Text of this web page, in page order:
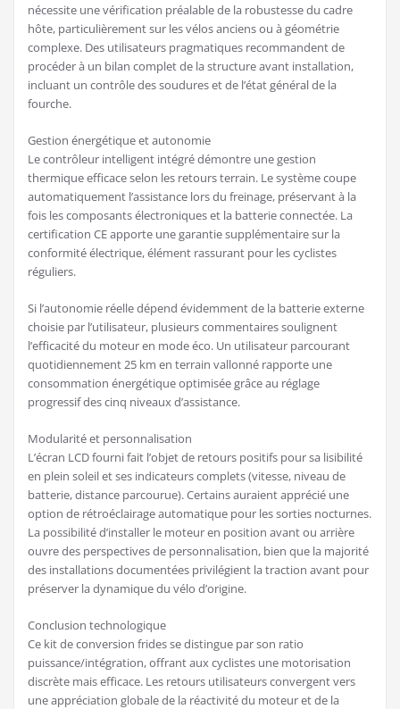
nécessite une vérification préalable de la robustesse du cadre
hôte, particulièrement sur les vélos anciens ou à géométrie
complexe. Des utilisateurs pragmatiques recommandent de
procéder à un bilan complet de la structure avant installation,
incluant un contrôle des soudures et de l’état général de la
fourche.
Gestion énergétique et autonomie
Le contrôleur intelligent intégré démontre une gestion
thermique efficace selon les retours terrain. Le système coupe
automatiquement l’assistance lors du freinage, préservant à la
fois les composants électroniques et la batterie connectée. La
certification CE apporte une garantie supplémentaire sur la
conformité électrique, élément rassurant pour les cyclistes
réguliers.
Si l’autonomie réelle dépend évidemment de la batterie externe
choisie par l’utilisateur, plusieurs commentaires soulignent
l’efficacité du moteur en mode éco. Un utilisateur parcourant
quotidiennement 25 km en terrain vallonné rapporte une
consommation énergétique optimisée grâce au réglage
progressif des cinq niveaux d’assistance.
Modularité et personnalisation
L’écran LCD fourni fait l’objet de retours positifs pour sa lisibilité
en plein soleil et ses indicateurs complets (vitesse, niveau de
batterie, distance parcourue). Certains auraient apprécié une
option de rétroéclairage automatique pour les sorties nocturnes.
La possibilité d’installer le moteur en position avant ou arrière
ouvre des perspectives de personnalisation, bien que la majorité
des installations documentées privilégient la traction avant pour
préserver la dynamique du vélo d’origine.
Conclusion technologique
Ce kit de conversion frides se distingue par son ratio
puissance/intégration, offrant aux cyclistes une motorisation
discrète mais efficace. Les retours utilisateurs convergent vers
une appréciation globale de la réactivité du moteur et de la